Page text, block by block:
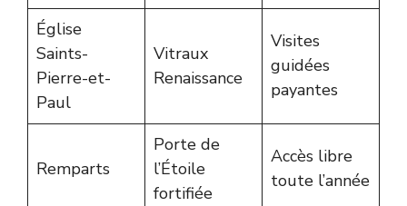
Église
Saints-
Pierre-et-
Paul
Vitraux
Renaissance
Visites
guidées
payantes
Remparts
Porte de
l’Étoile
fortifiée
Accès libre
toute l’année